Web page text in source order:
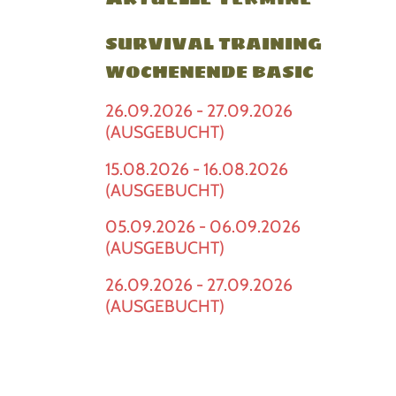
SURVIVAL TRAINING
WOCHENENDE BASIC
26.09.2026 - 27.09.2026
(AUSGEBUCHT)
15.08.2026 - 16.08.2026
(AUSGEBUCHT)
05.09.2026 - 06.09.2026
(AUSGEBUCHT)
26.09.2026 - 27.09.2026
(AUSGEBUCHT)